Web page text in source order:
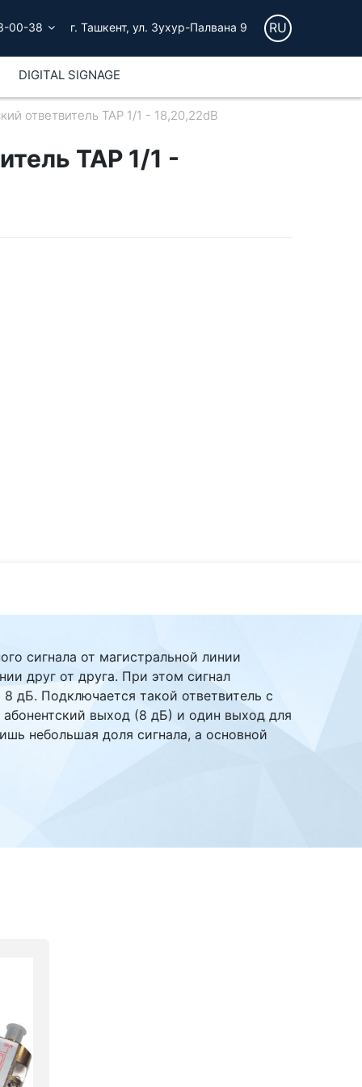
00-38 г. Ташкент, ул. Зухур-Палвана 9 RU
DIGITAL SIGNAGE
ответвитель ТАР 1/1 - 18,20,22dB
ТАР 1/1 -
сигнала от магистральной линии
друг от друга. При этом сигнал
дБ. Подключается такой ответвитель с
выход (8 дБ) и один выход для
небольшая доля сигнала, а основной